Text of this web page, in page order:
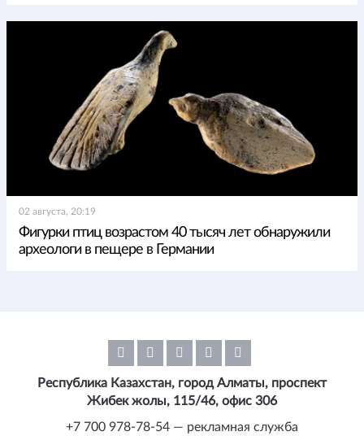
02 августа, 20:19
Фигурки птиц возрастом 40 тысяч лет обнаружили
археологи в пещере в Германии
Республика Казахстан, город Алматы, проспект
Жибек жолы, 115/46, офис 306
+7 700 978-78-54 — рекламная служба